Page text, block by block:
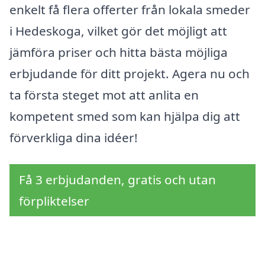
enkelt få flera offerter från lokala smeder
i Hedeskoga, vilket gör det möjligt att
jämföra priser och hitta bästa möjliga
erbjudande för ditt projekt. Agera nu och
ta första steget mot att anlita en
kompetent smed som kan hjälpa dig att
förverkliga dina idéer!
Få 3 erbjudanden, gratis och utan
förpliktelser